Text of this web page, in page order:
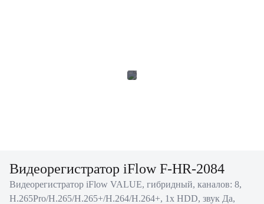
Видеорегистратор iFlow F-HR-2084
Видеорегистратор iFlow VALUE, гибридный, каналов: 8,
H.265Pro/H.265/H.265+/H.264/H.264+, 1x HDD, звук Да,